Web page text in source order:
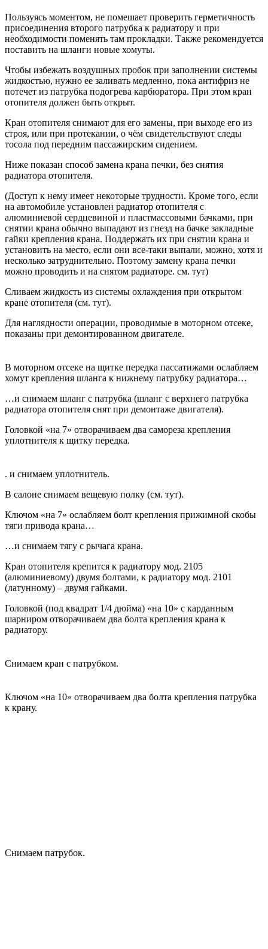
Пользуясь моментом, не помешает проверить герметичность
присоединения второго патрубка к радиатору и при
необходимости поменять там прокладки. Также рекомендуется
поставить на шланги новые хомуты.
Чтобы избежать воздушных пробок при заполнении системы
жидкостью, нужно ее заливать медленно, пока антифриз не
потечет из патрубка подогрева карбюратора. При этом кран
отопителя должен быть открыт.
Кран отопителя снимают для его замены, при выходе его из
строя, или при протекании, о чём свидетельствуют следы
тосола под передним пассажирским сидением.
Ниже показан способ замена крана печки, без снятия
радиатора отопителя.
(Доступ к нему имеет некоторые трудности. Кроме того, если
на автомобиле установлен радиатор отопителя с
алюминиевой сердцевиной и пластмассовыми бачками, при
снятии крана обычно выпадают из гнезд на бачке закладные
гайки крепления крана. Поддержать их при снятии крана и
установить на место, если они все-таки выпали, можно, хотя и
несколько затруднительно. Поэтому замену крана печки
можно проводить и на снятом радиаторе. см. тут)
Сливаем жидкость из системы охлаждения при открытом
кране отопителя (см. тут).
Для наглядности операции, проводимые в моторном отсеке,
показаны при демонтированном двигателе.
В моторном отсеке на щитке передка пассатижами ослабляем
хомут крепления шланга к нижнему патрубку радиатора…
…и снимаем шланг с патрубка (шланг с верхнего патрубка
радиатора отопителя снят при демонтаже двигателя).
Головкой «на 7» отворачиваем два самореза крепления
уплотнителя к щитку передка.
. и снимаем уплотнитель.
В салоне снимаем вещевую полку (см. тут).
Ключом «на 7» ослабляем болт крепления прижимной скобы
тяги привода крана…
…и снимаем тягу с рычага крана.
Кран отопителя крепится к радиатору мод. 2105
(алюминиевому) двумя болтами, к радиатору мод. 2101
(латунному) – двумя гайками.
Головкой (под квадрат 1/4 дюйма) «на 10» с карданным
шарниром отворачиваем два болта крепления крана к
радиатору.
Снимаем кран с патрубком.
Ключом «на 10» отворачиваем два болта крепления патрубка
к крану.
Снимаем патрубок.